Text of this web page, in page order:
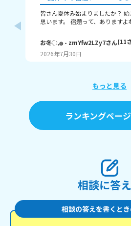
皆さん夏休み始まりましたか？
思います。 宿題って、ありますよね？ 私はありま
いうことです！ 私は6です！ワークと習字と絵が残
ってるので！ みなさんも教えてください！ それじゃ
お冬◌𓈒𓐍- zmYfw2LZy7さん(11
2026年7月30日
もっと見る
ランキングペー
相談に答
相談の答えを書くと